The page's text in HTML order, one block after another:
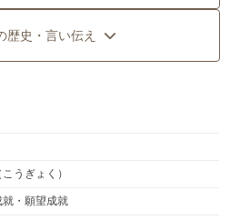
歴史・言い伝え
うぎょく）
就・願望成就